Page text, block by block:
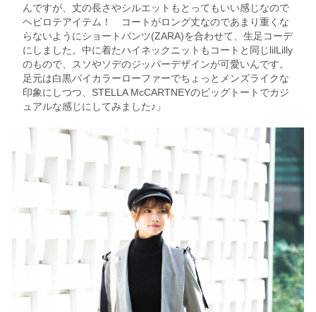
んですが、丈の長さやシルエットもとってもいい感じなので
ヘビロテアイテム！ コートがロング丈なのであまり重くな
らないようにショートパンツ(ZARA)を合わせて、生足コーデ
にしました。中に着たハイネックニットもコートと同じlilLilly
のもので、スソやソデのジッパーデザインが可愛いんです。
足元は白黒バイカラーローファーでちょっとメンズライクな
印象にしつつ、STELLA McCARTNEYのビッグトートでカジ
ュアルな感じにしてみました♪」